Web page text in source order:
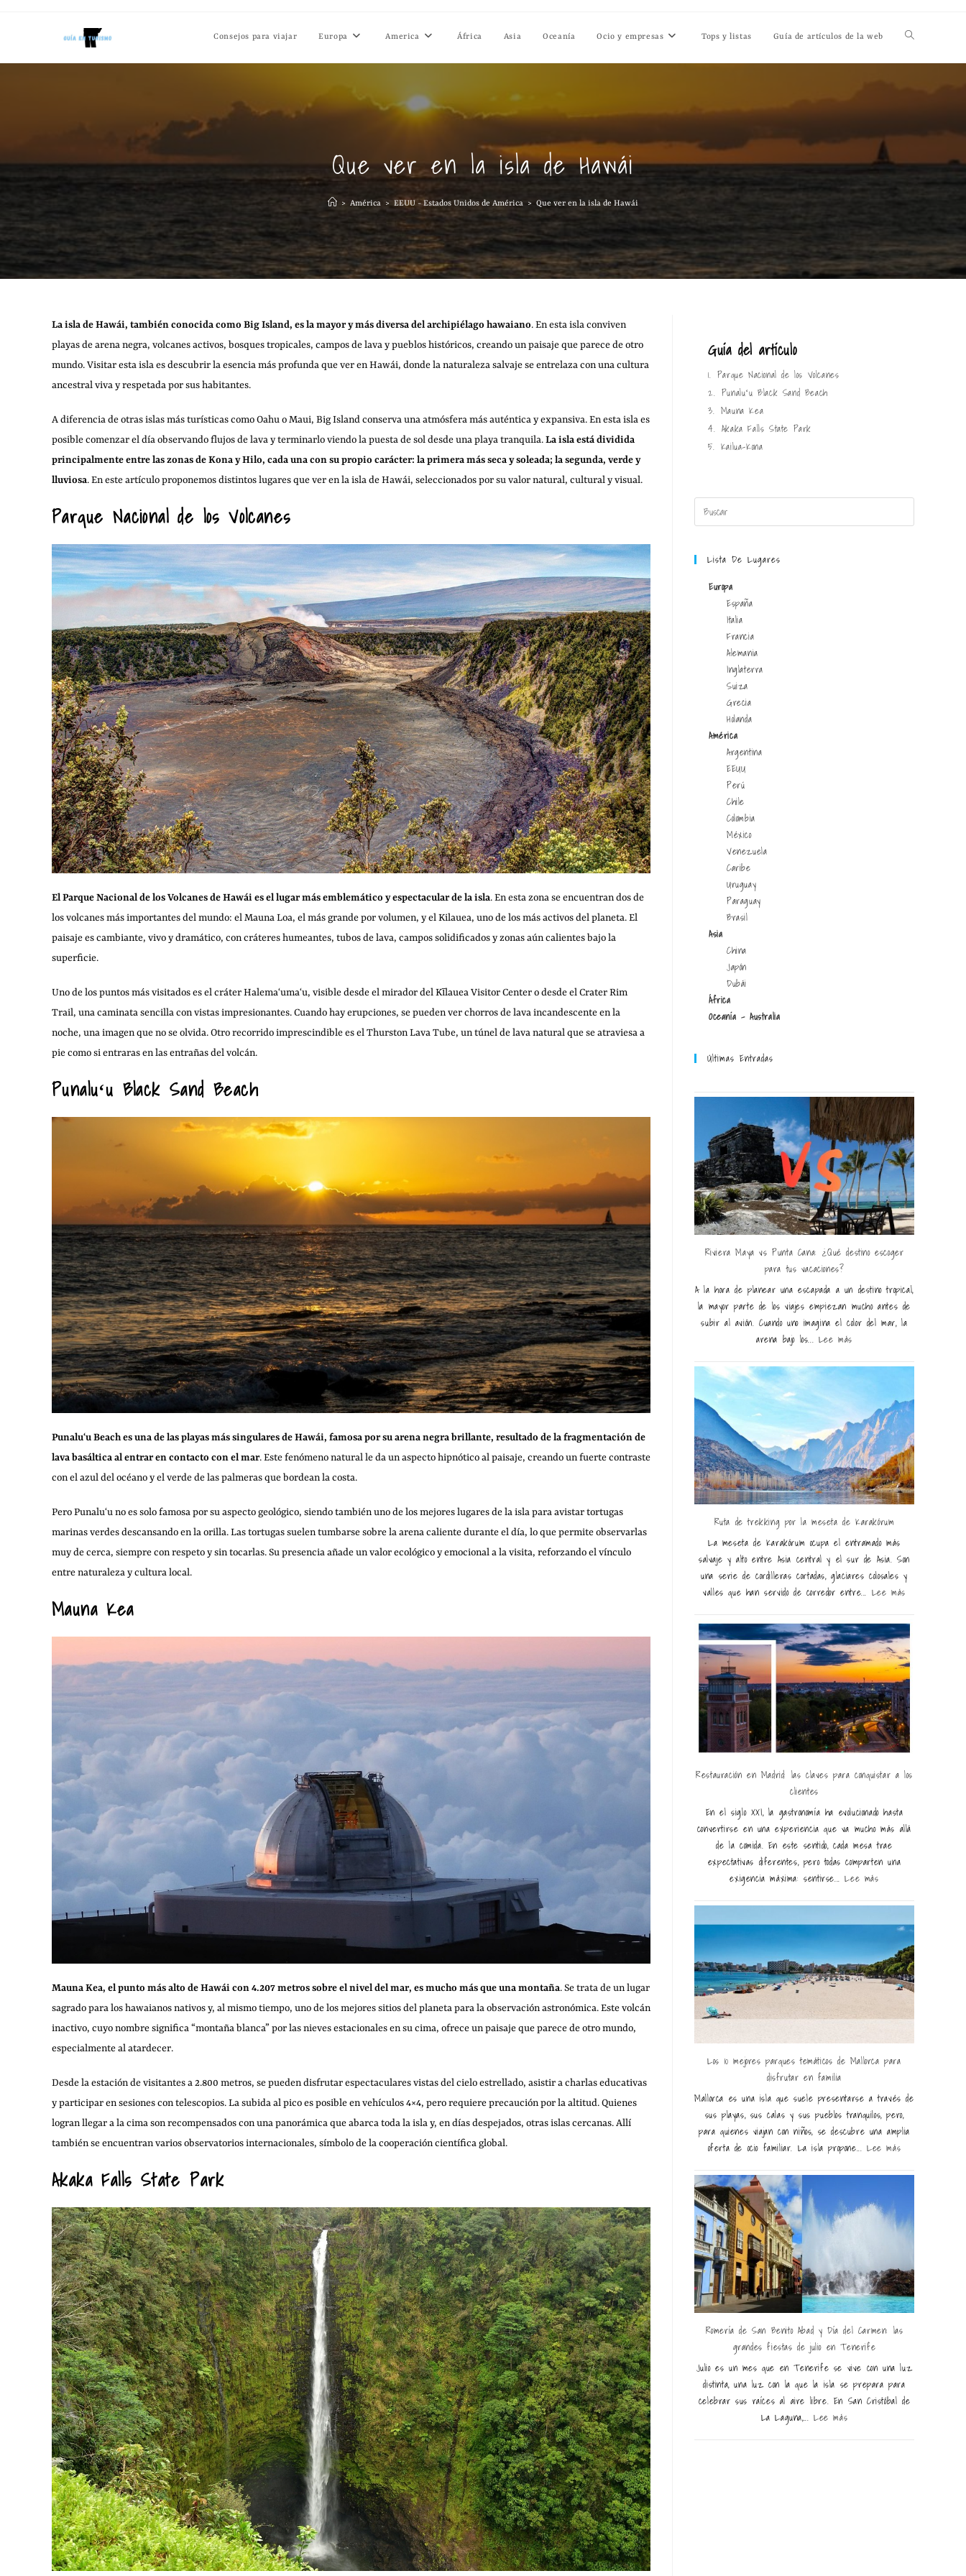
Consejos para viajar Europa America África Asia Oceanía Ocio y empresas Tops y listas Guía de artículos de la web
Que ver en la isla de Hawái
> América > EEUU - Estados Unidos de América > Que ver en la isla de Hawái
La isla de Hawái, también conocida como Big Island, es la mayor y más diversa del archipiélago hawaiano. En esta isla conviven
playas de arena negra, volcanes activos, bosques tropicales, campos de lava y pueblos históricos, creando un paisaje que parece de otro
mundo. Visitar esta isla es descubrir la esencia más profunda que ver en Hawái, donde la naturaleza salvaje se entrelaza con una cultura
ancestral viva y respetada por sus habitantes.
A diferencia de otras islas más turísticas como Oahu o Maui, Big Island conserva una atmósfera más auténtica y expansiva. En esta isla es
posible comenzar el día observando flujos de lava y terminarlo viendo la puesta de sol desde una playa tranquila.La isla está dividida
principalmente entre las zonas de Kona y Hilo, cada una con su propio carácter: la primera más seca y soleada; la segunda, verde y
lluviosa. En este artículo proponemos distintos lugares que ver en la isla de Hawái, seleccionados por su valor natural, cultural y visual.
Parque Nacional de los Volcanes
El Parque Nacional de los Volcanes de Hawái es el lugar más emblemático y espectacular de la isla. En esta zona se encuentran dos de
los volcanes más importantes del mundo: el Mauna Loa, el más grande por volumen, y el Kilauea, uno de los más activos del planeta. El
paisaje es cambiante, vivo y dramático, con cráteres humeantes, tubos de lava, campos solidificados y zonas aún calientes bajo la
superficie.
Uno de los puntos más visitados es el cráter Halemaʻumaʻu, visible desde el mirador del Kīlauea Visitor Center o desde el Crater Rim
Trail, una caminata sencilla con vistas impresionantes. Cuando hay erupciones, se pueden ver chorros de lava incandescente en la
noche, una imagen que no se olvida. Otro recorrido imprescindible es el Thurston Lava Tube, un túnel de lava natural que se atraviesa a
pie como si entraras en las entrañas del volcán.
Punaluʻu Black Sand Beach
Punaluʻu Beach es una de las playas más singulares de Hawái, famosa por su arena negra brillante, resultado de la fragmentación de
lava basáltica al entrar en contacto con el mar. Este fenómeno natural le da un aspecto hipnótico al paisaje, creando un fuerte contraste
con el azul del océano y el verde de las palmeras que bordean la costa.
Pero Punaluʻu no es solo famosa por su aspecto geológico, siendo también uno de los mejores lugares de la isla para avistar tortugas
marinas verdes descansando en la orilla. Las tortugas suelen tumbarse sobre la arena caliente durante el día, lo que permite observarlas
muy de cerca, siempre con respeto y sin tocarlas. Su presencia añade un valor ecológico y emocional a la visita, reforzando el vínculo
entre naturaleza y cultura local.
Mauna Kea
Mauna Kea, el punto más alto de Hawái con 4.207 metros sobre el nivel del mar, es mucho más que una montaña. Se trata de un lugar
sagrado para los hawaianos nativos y, al mismo tiempo, uno de los mejores sitios del planeta para la observación astronómica. Este volcán
inactivo, cuyo nombre significa “montaña blanca” por las nieves estacionales en su cima, ofrece un paisaje que parece de otro mundo,
especialmente al atardecer.
Desde la estación de visitantes a 2.800 metros, se pueden disfrutar espectaculares vistas del cielo estrellado, asistir a charlas educativas
y participar en sesiones con telescopios. La subida al pico es posible en vehículos 4×4, pero requiere precaución por la altitud. Quienes
logran llegar a la cima son recompensados con una panorámica que abarca toda la isla y, en días despejados, otras islas cercanas. Allí
también se encuentran varios observatorios internacionales, símbolo de la cooperación científica global.
Akaka Falls State Park
Guía del artículo
1. Parque Nacional de los Volcanes
2. Punaluʻu Black Sand Beach
3. Mauna Kea
4. Akaka Falls State Park
5. Kailua-Kona
Lista De Lugares
Europa
España
Italia
Francia
Alemania
Inglaterra
Suiza
Grecia
Holanda
América
Argentina
EEUU
Perú
Chile
Colombia
México
Venezuela
Caribe
Uruguay
Paraguay
Brasil
Asia
China
Japón
Dubái
África
Oceanía - Australia
Últimas Entradas
Riviera Maya vs Punta Cana: ¿Qué destino escoger
para tus vacaciones?
A la hora de planear una escapada a un destino tropical,
la mayor parte de los viajes empiezan mucho antes de
subir al avión. Cuando uno imagina el color del mar, la
arena bajo los... Lee más
Ruta de trekking por la meseta de Karakórum
La meseta de Karakórum ocupa el entramado más
salvaje y alto entre Asia central y el sur de Asia. Son
una serie de cordilleras cortadas, glaciares colosales y
valles que han servido de corredor entre... Lee más
Restauración en Madrid: las claves para conquistar a los
clientes
En el siglo XXI, la gastronomía ha evolucionado hasta
convertirse en una experiencia que va mucho más allá
de la comida. En este sentido, cada mesa trae
expectativas diferentes, pero todas comparten una
exigencia máxima: sentirse...Lee más
Los 10 mejores parques temáticos de Mallorca para
disfrutar en familia
Mallorca es una isla que suele presentarse a través de
sus playas, sus calas y sus pueblos tranquilos, pero,
para quienes viajan con niños, se descubre una amplia
oferta de ocio familiar. La isla propone...Lee más
Romería de San Benito Abad y Día del Carmen: las
grandes fiestas de julio en Tenerife
Julio es un mes que en Tenerife se vive con una luz
distinta, una luz con la que la isla se prepara para
celebrar sus raíces al aire libre. En San Cristóbal de
La Laguna,...Lee más